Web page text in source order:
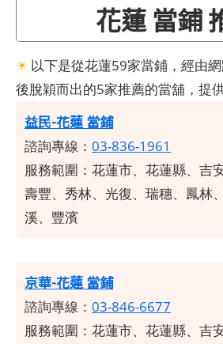
花蓮 當鋪
☀ 以下是從花蓮59家當鋪，經由
後脫穎而出的5家推薦的當舖，提
益民-花蓮 當鋪
諮詢專線： 03-836-1961
服務範圍： 花蓮市、花蓮縣、吉
壽豐、秀林、光復、瑞穗、鳳林
溪、豐濱
京華-花蓮 當鋪
諮詢專線： 03-846-6677
服務範圍： 花蓮市、花蓮縣、吉